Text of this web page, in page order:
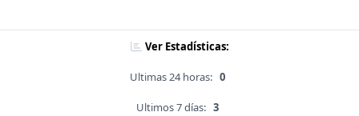
Ver Estadísticas:
Ultimas 24 horas: 0
Ultimos 7 días: 3